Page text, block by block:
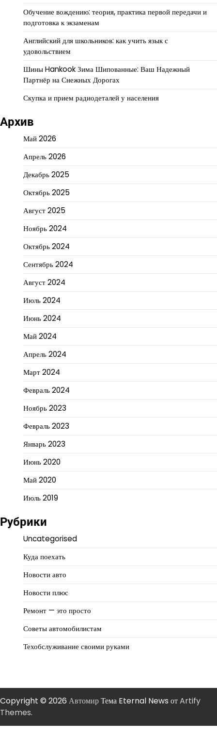
Обучение вождению: теория, практика первой передачи и
подготовка к экзаменам
Английский для школьников: как учить язык с
удовольствием
Шины Hankook Зима Шипованные: Ваш Надежный
Партнёр на Снежных Дорогах
Скупка и прием радиодеталей у населения
Архив
Май 2026
Апрель 2026
Декабрь 2025
Октябрь 2025
Август 2025
Ноябрь 2024
Октябрь 2024
Сентябрь 2024
Август 2024
Июль 2024
Июнь 2024
Май 2024
Апрель 2024
Март 2024
Февраль 2024
Ноябрь 2023
Февраль 2023
Январь 2023
Июнь 2020
Май 2020
Июль 2019
Рубрики
Uncategorised
Куда поехать
Новости авто
Новости плюс
Ремонт — это просто
Советы автомобилистам
Техобслуживание своими руками
Copyright © 2026 АвтомирТема Eternal News отArtify
Themes.